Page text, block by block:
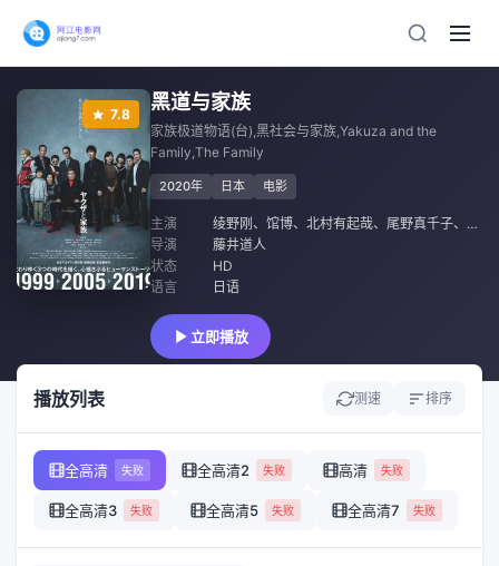
7.8
黑道与家族
家族极道物语(台),黑社会与家族,Yakuza and the
Family,The Family
2020年 日本 电影
主演 绫野刚 、 馆博、 北村有起哉、 尾野真千子、 市原
导演
藤井道人
状态
HD
语言
日语
立即播放
播放列表 测速 排序
全高清 失败 全高清2 失败 高清 失败
全高清3 失败 全高清5 失败 全高清7 失败